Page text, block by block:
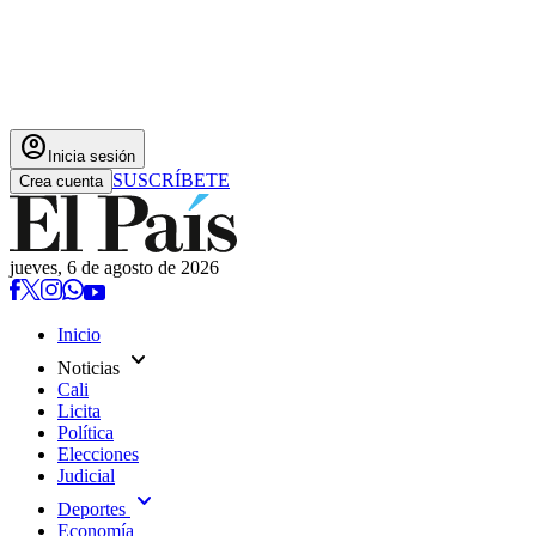
account_circle Inicia sesión
Crea cuenta SUSCRÍBETE
jueves, 6 de agosto de 2026
Inicio
Noticias expand_more
Cali
Licita
Política
Elecciones
Judicial
Deportes expand_more
Economía